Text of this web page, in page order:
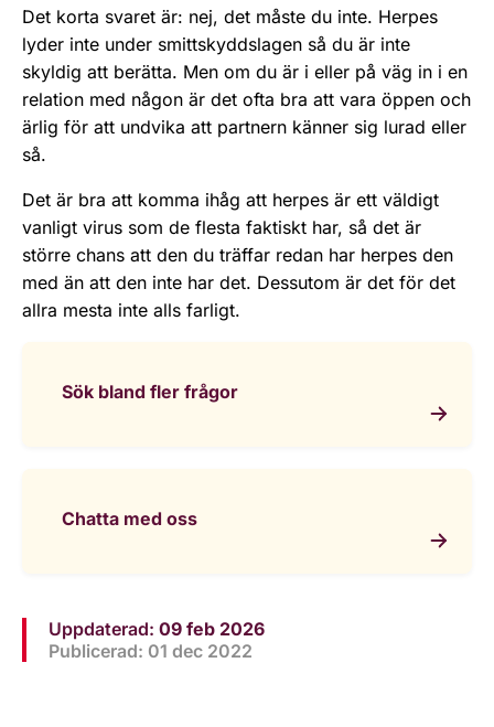
Det korta svaret är: nej, det måste du inte. Herpes
lyder inte under smittskyddslagen så du är inte
skyldig att berätta. Men om du är i eller på väg in i en
relation med någon är det ofta bra att vara öppen och
ärlig för att undvika att partnern känner sig lurad eller
så.
Det är bra att komma ihåg att herpes är ett väldigt
vanligt virus som de flesta faktiskt har, så det är
större chans att den du träffar redan har herpes den
med än att den inte har det. Dessutom är det för det
allra mesta inte alls farligt.
Sök bland fler frågor
Chatta med oss
Uppdaterad: 09 feb 2026
Publicerad: 01 dec 2022